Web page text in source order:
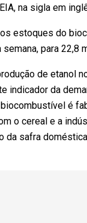
na sigla em
os estoques do
semana, para 22,8
de etanol
indicador da
é
o cereal e a
da safra